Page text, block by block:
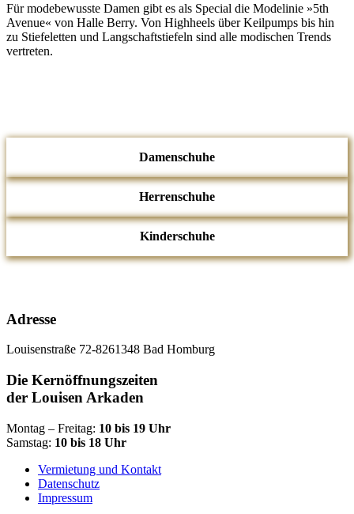
Für modebewusste Damen gibt es als Special die Modelinie »5th
Avenue« von Halle Berry. Von Highheels über Keilpumps bis hin
zu Stiefeletten und Langschaftstiefeln sind alle modischen Trends
vertreten.
Damenschuhe
Herrenschuhe
Kinderschuhe
Adresse
Louisenstraße 72-8261348 Bad Homburg
Die Kernöffnungszeiten
der Louisen Arkaden
Montag – Freitag: 10 bis 19 Uhr
Samstag: 10 bis 18 Uhr
Vermietung und Kontakt
Datenschutz
Impressum